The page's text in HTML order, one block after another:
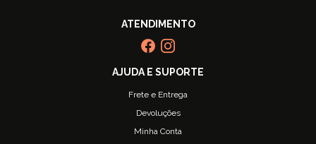
Frete e Entrega
Devoluções
Minha Conta